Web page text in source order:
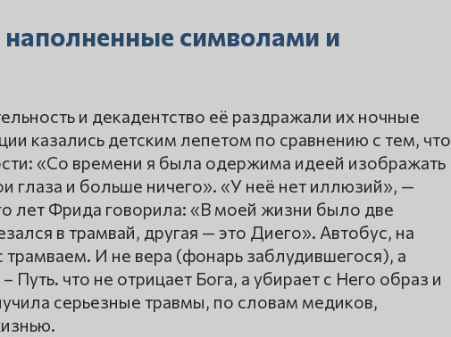
символами и
и декадентство её раздражали их ночные
казались детским лепетом по сравнению с тем, что
«Со времени я была одержима идеей изображать
глаза и больше ничего». «У неё нет иллюзий», —
лет Фрида говорила: «В моей жизни было две
в трамвай, другая — это Диего». Автобус, на
трамваем. И не вера (фонарь заблудившегося), а
что не отрицает Бога, а убирает с Него образ и
серьезные травмы, по словам медиков,